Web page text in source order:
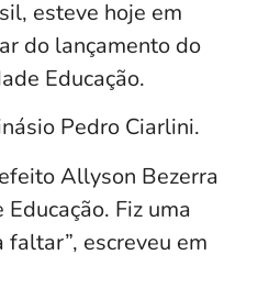
esteve hoje em
do lançamento do
Educação.
Pedro Ciarlini.
Allyson Bezerra
Fiz uma
escreveu em